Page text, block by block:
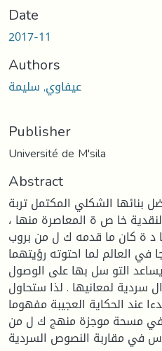
Date
2017-11
Authors
عيفاوي, سليمة
Publisher
Université de M'sila
Abstract
بنائها الشكلي المكتمل تربة
خا ص ة المعاصرة منها ،
د ة كان ما قدمه ك ل من بروب
في العالم لما احتوته رؤيتهما
التو سل بها على الوصول
سردية لمعانيها . لذا ستحاول
عند الحكاية العجيبة مفهوما
في مسحة موجزة منهج ك ل من
في مقاربة النصوص السردية